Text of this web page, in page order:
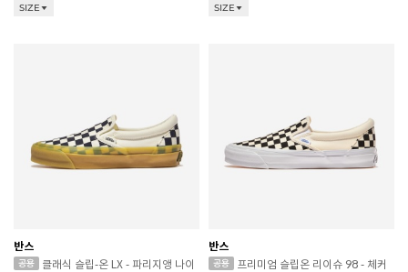
SIZE SIZE
반스
클래식 슬립-온 LX - 파리지앵 나이
반스
프리미엄 슬립온 리이슈 98 - 체커